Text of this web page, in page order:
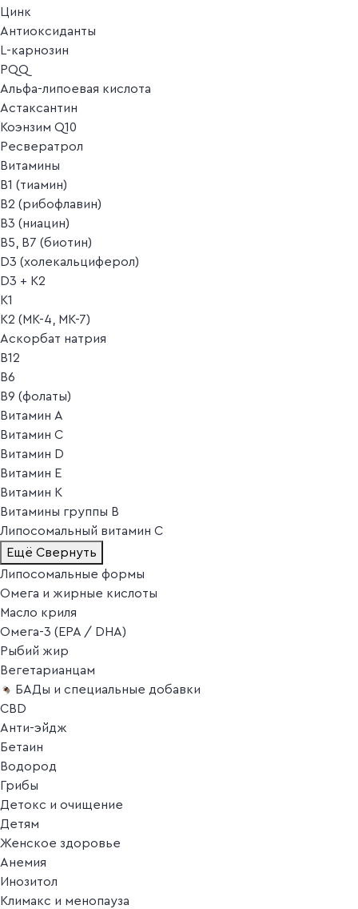
Цинк
Антиоксиданты
L-карнозин
PQQ
Альфа-липоевая кислота
Астаксантин
Коэнзим Q10
Ресвератрол
Витамины
B1 (тиамин)
B2 (рибофлавин)
B3 (ниацин)
B5, B7 (биотин)
D3 (холекальциферол)
D3 + K2
K1
K2 (MK-4, MK-7)
Аскорбат натрия
В12
В6
В9 (фолаты)
Витамин A
Витамин C
Витамин D
Витамин E
Витамин K
Витамины группы B
Липосомальный витамин C
Ещё Свернуть
Липосомальные формы
Омега и жирные кислоты
Масло криля
Омега-3 (EPA / DHA)
Рыбий жир
Вегетарианцам
БАДы и специальные добавки
CBD
Анти-эйдж
Бетаин
Водород
Грибы
Детокс и очищение
Детям
Женское здоровье
Анемия
Инозитол
Климакс и менопауза